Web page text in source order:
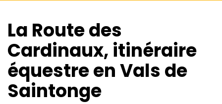
La Route des
Cardinaux, itinéraire
équestre en Vals de
Saintonge